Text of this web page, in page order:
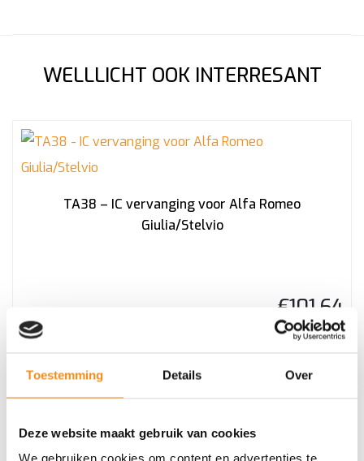
Toestemming Details Over
Deze website maakt gebruik van cookies
We gebruiken cookies om content en advertenties te
WELLLICHT OOK INTERRESANT
TA38 – IC vervanging voor Alfa Romeo
Giulia/Stelvio
€101,64
Incl. BTW